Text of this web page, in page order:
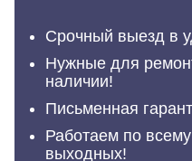
Срочный выезд в
Нужные для
наличии!
Письменная
Работаем по
выходных!